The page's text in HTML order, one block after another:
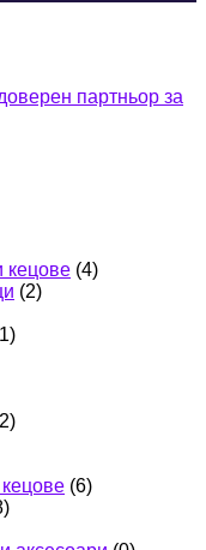
партньор за
кецове (4)
(2)
(6)